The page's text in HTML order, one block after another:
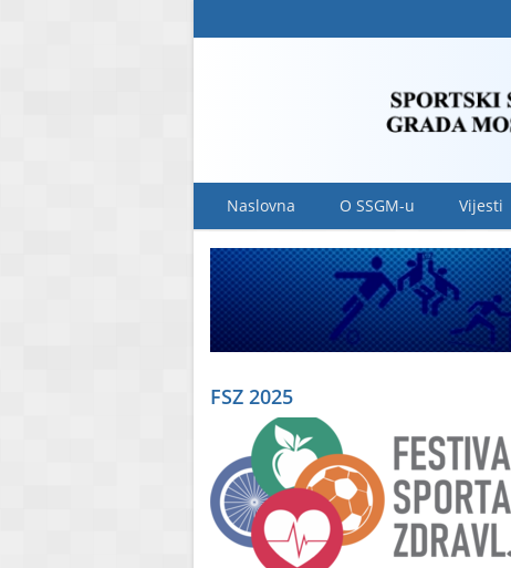
Naslovna O SSGM-u Vijesti
FSZ 2025